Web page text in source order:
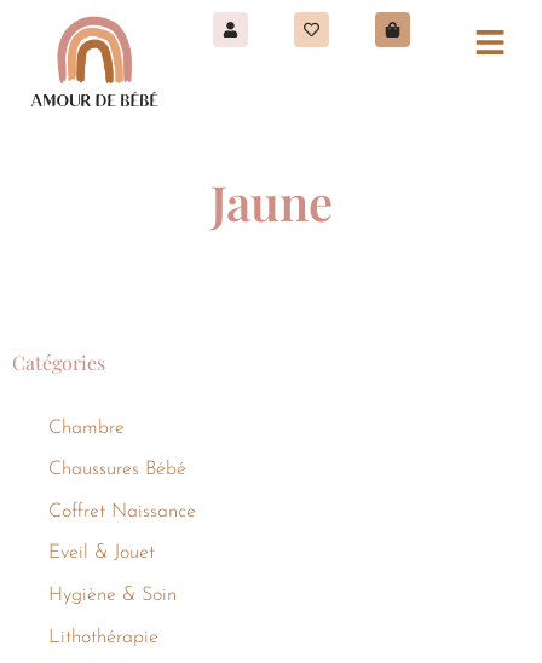
Jaune
Catégories
Chambre
Chaussures Bébé
Coffret Naissance
Eveil & Jouet
Hygiène & Soin
Lithothérapie